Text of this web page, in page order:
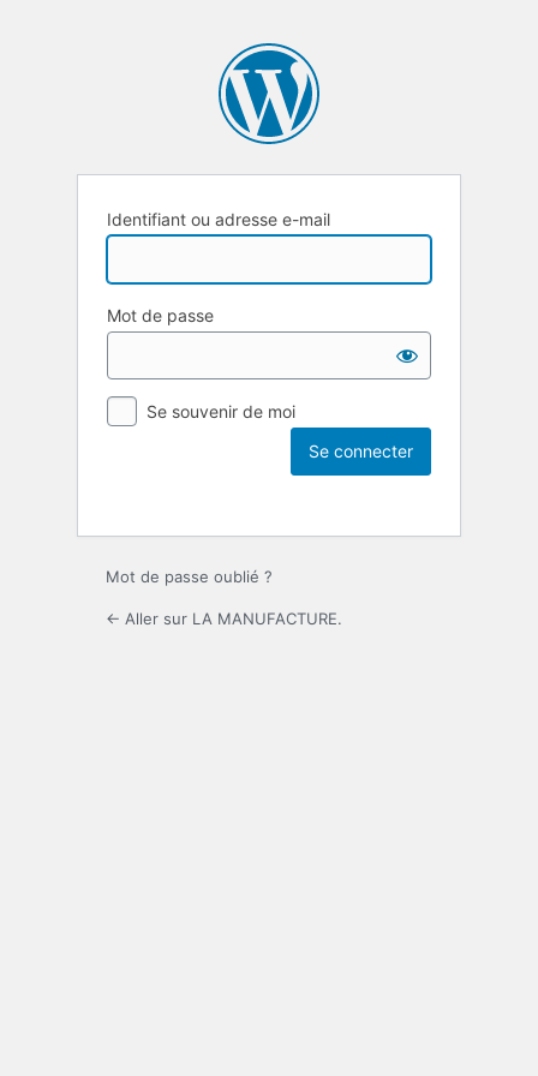
Identifiant ou adresse e-mail
Mot de passe
Se souvenir de moi
Mot de passe oublié ?
← Aller sur LA MANUFACTURE.